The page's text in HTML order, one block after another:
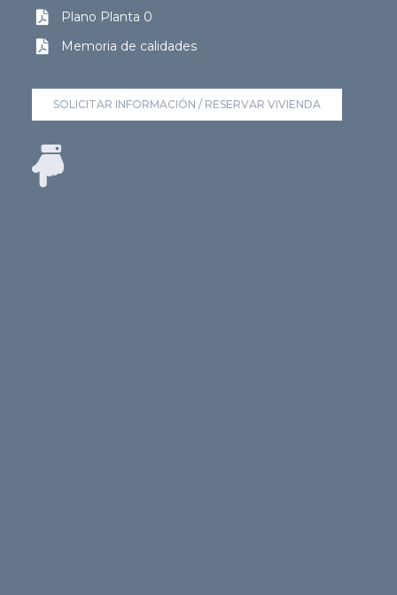
Plano Planta 0
Memoria de calidades
SOLICITAR INFORMACIÓN / RESERVAR VIVIENDA